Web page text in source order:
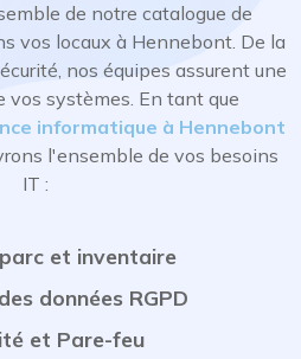
de notre catalogue de
vos locaux à Hennebont. De la
nos équipes assurent une
vos systèmes. En tant que
informatique à Hennebont
l'ensemble de vos besoins
IT :
et inventaire
données RGPD
et Pare-feu